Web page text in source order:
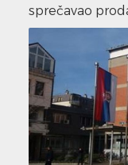
sprečavao